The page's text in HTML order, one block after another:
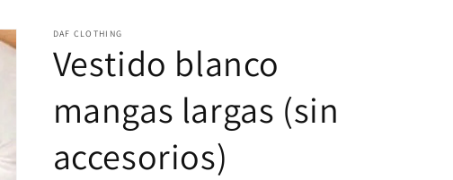
DAF CLOTHING
Vestido blanco
mangas largas (sin
accesorios)